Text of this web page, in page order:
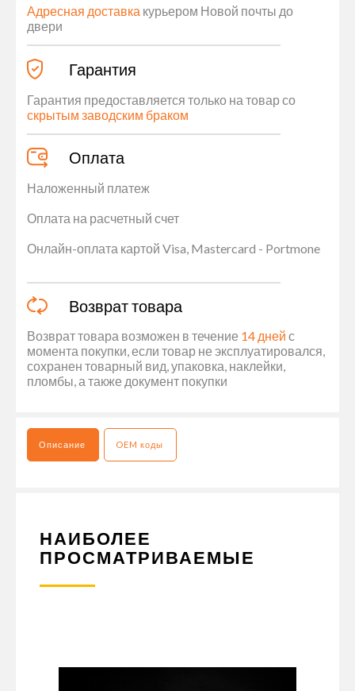
Адресная доставка курьером Новой почты до
двери
Гарантия
Гарантия предоставляется только на товар со
скрытым заводским браком
Оплата
Наложенный платеж
Оплата на расчетный счет
Онлайн-оплата картой Visa, Mastercard - Portmone
Возврат товара
Возврат товара возможен в течение 14 дней с
момента покупки, если товар не эксплуатировался,
сохранен товарный вид, упаковка, наклейки,
пломбы, а также документ покупки
Описание OEM коды
НАИБОЛЕЕ
ПРОСМАТРИВАЕМЫЕ